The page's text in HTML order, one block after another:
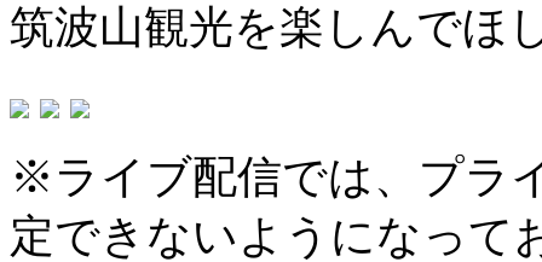
筑波山観光を楽しんでほ
※ライブ配信では、プラ
定できないようになって